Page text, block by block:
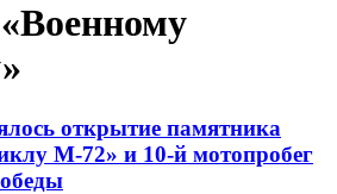
открытие памятника
М-72» и 10-й мотопробег